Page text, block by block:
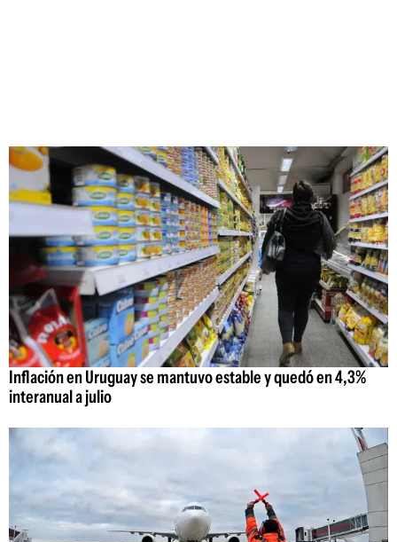
Inflación en Uruguay se mantuvo estable y quedó en 4,3%
interanual a julio